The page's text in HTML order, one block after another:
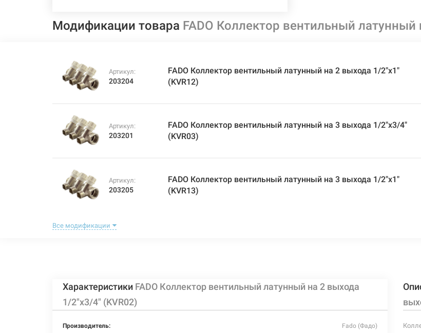
Модификации товара FADO Коллектор вентильный
Артикул:
203204
FADO Коллектор вентильный латунный на 2 выхода 1/2"x1"
(KVR12)
Артикул:
203201
FADO Коллектор вентильный латунный на 3 выхода 1/2"x3/4"
(KVR03)
Артикул:
203205
FADO Коллектор вентильный латунный на 3 выхода 1/2"x1"
(KVR13)
Артикул:
203206
FADO Коллектор вентильный латунный на 4 выхода 1/2"x1"
Все модификации
Характеристики FADO Коллектор вентильный латунный на 2 выхода
1/2"x3/4" (KVR02)
Производитель: Fado (Фадо)